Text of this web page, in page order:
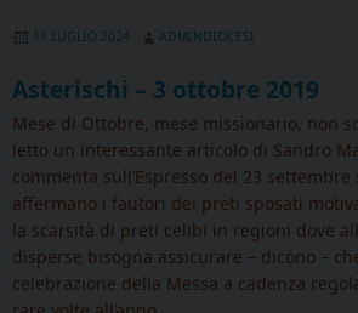
11 LUGLIO 2024 ADMINDIOCESI
Asterischi – 3 ottobre 2019
Mese di Ottobre, mese missionario, non
letto un interessante articolo di Sandro
commenta sull’Espresso del 23 settembre
affermano i fautori dei preti sposati
la scarsità di preti celibi in regioni dove
disperse bisogna assicurare – dicono –
celebrazione della Messa a cadenza